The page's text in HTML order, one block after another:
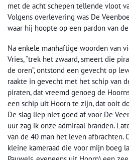
met de acht schepen tellende vloot
Volgens overlevering was De
waar hij hoopte op een pardon van
Na enkele manhaftige woorden van
Vries, “trek het zwaard, smeert die
de oren”, ontstond een gevecht op
raakte in gevecht met het schip van
piraten, dat vreemd genoeg de
een schip uit Hoorn te zijn, dat ooit
De slag liep niet goed af voor De
uur zag ik onze admiraal branden.
van de 40 man het leven afbrachten.
kleine kameraad die voor mijn boeg